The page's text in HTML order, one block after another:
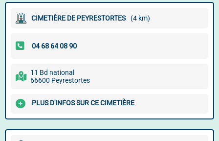
CIMETIÈRE DE PEYRESTORTES (4 km)
11 Bd national
66600 Peyrestortes
PLUS D'INFOS SUR CE CIMETIÈRE